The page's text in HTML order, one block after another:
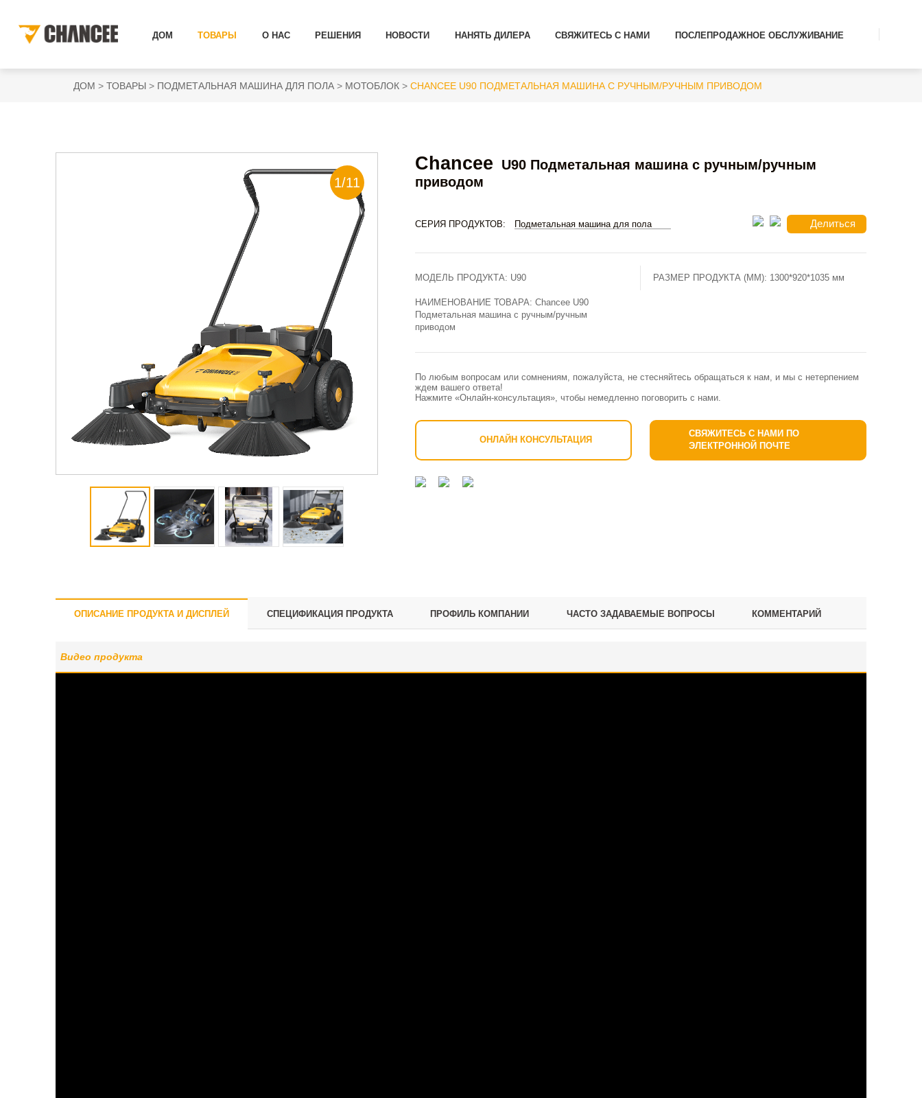
ДОМ ТОВАРЫ О НАС РЕШЕНИЯ НОВОСТИ НАНЯТЬ ДИЛЕРА СВЯЖИТЕСЬ С НАМИ ПОСЛЕПРОДАЖНОЕ ОБСЛУЖИВАНИЕ
ДОМ ТОВАРЫ ПОДМЕТАЛЬНАЯ МАШИНА ДЛЯ ПОЛА МОТОБЛОК CHANCEE U90 ПОДМЕТАЛЬНАЯ МАШИНА С РУЧНЫМ/РУЧНЫМ ПРИВОДОМ
1/11
Chancee
U90 Подметальная машина с ручным/ручным
приводом
СЕРИЯ ПРОДУКТОВ: Подметальная машина для пола Делиться
МОДЕЛЬ ПРОДУКТА: U90 РАЗМЕР ПРОДУКТА (ММ): 1300*920*1035 мм
НАИМЕНОВАНИЕ ТОВАРА:Chancee U90
Подметальная машина с ручным/ручным
приводом
По любым вопросам или сомнениям, пожалуйста, не стесняйтесь обращаться к нам, и мы с нетерпением
ждем вашего ответа!
Нажмите «Онлайн-консультация», чтобы немедленно поговорить с нами.
ОНЛАЙН КОНСУЛЬТАЦИЯ
СВЯЖИТЕСЬ С НАМИ ПО
ЭЛЕКТРОННОЙ ПОЧТЕ
ОПИСАНИЕ ПРОДУКТА И ДИСПЛЕЙ СПЕЦИФИКАЦИЯ ПРОДУКТА ПРОФИЛЬ КОМПАНИИ ЧАСТО ЗАДАВАЕМЫЕ ВОПРОСЫ КОММЕНТАРИЙ
Видео продукта